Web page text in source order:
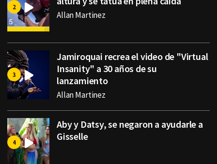
Allan Martinez
Jamiroquai recrea el video de "Virtual
Insanity" a 30 años de su
lanzamiento
Allan Martinez
Aby y Datsy, se negaron a ayudarle a
Gisselle